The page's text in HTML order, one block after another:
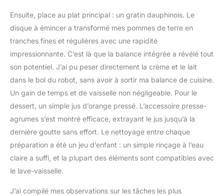
Ensuite, place au plat principal : un gratin dauphinois. Le
disque à émincer a transformé mes pommes de terre en
tranches fines et régulières avec une rapidité
impressionnante. C’est là que la balance intégrée a révélé tout
son potentiel. J’ai pu peser directement la crème et le lait
dans le bol du robot, sans avoir à sortir ma balance de cuisine.
Un gain de temps et de vaisselle non négligeable. Pour le
dessert, un simple jus d’orange pressé. L’accessoire presse-
agrumes s’est montré efficace, extrayant le jus jusqu’à la
dernière goutte sans effort. Le nettoyage entre chaque
préparation a été un jeu d’enfant : un simple rinçage à l’eau
claire a suffi, et la plupart des éléments sont compatibles avec
le lave-vaisselle.
J’ai compilé mes observations sur les tâches les plus